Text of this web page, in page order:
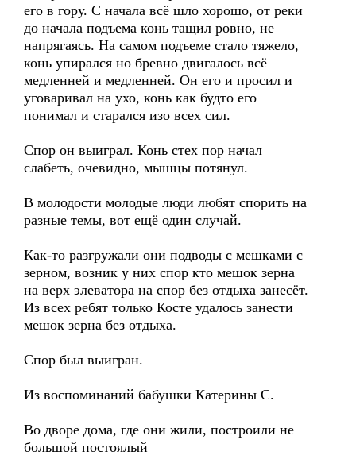
его в гору. С начала всё шло хорошо, от реки
до начала подъема конь тащил ровно, не
напрягаясь. На самом подъеме стало тяжело,
конь упирался но бревно двигалось всё
медленней и медленней. Он его и просил и
уговаривал на ухо, конь как будто его
понимал и старался изо всех сил.
Спор он выиграл. Конь стех пор начал
слабеть, очевидно, мышцы потянул.
В молодости молодые люди любят спорить на
разные темы, вот ещё один случай.
Как-то разгружали они подводы с мешками с
зерном, возник у них спор кто мешок зерна
на верх элеватора на спор без отдыха занесёт.
Из всех ребят только Косте удалось занести
мешок зерна без отдыха.
Спор был выигран.
Из воспоминаний бабушки Катерины С.
Во дворе дома, где они жили, построили не
большой постоялый